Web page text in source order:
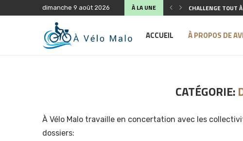
dimanche 9 août 2026 À LA UNE
CHALLENGE TOUT
ACCUEIL À PROPOS DE
CATÉGORIE:
À Vélo Malo travaille en concertation avec les
dossiers: